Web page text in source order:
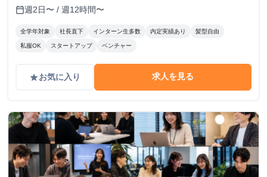
calendar_today週2日〜 / 週12時間〜
全学年対象 社長直下 インターン生多数 内定実績あり 髪型自由
私服OK スタートアップ ベンチャー
gradeお気に入り 求人を見る